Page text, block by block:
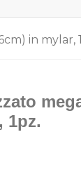
in mylar,
1pz.